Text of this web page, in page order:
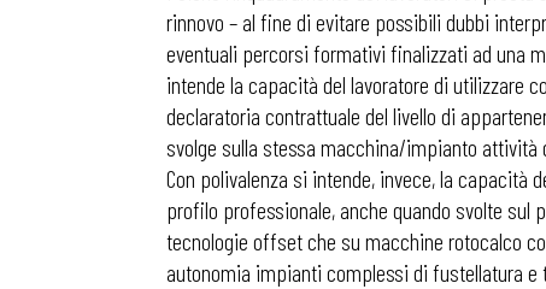
rinnovo – al fine di evitare possibili dubbi
eventuali percorsi formativi finalizzati ad una
intende la capacità del lavoratore di utilizzare
declaratoria contrattuale del livello di
svolge sulla stessa macchina/impianto attività
Con polivalenza si intende, invece, la capacità
profilo professionale, anche quando svolte
tecnologie offset che su macchine rotocalco
autonomia impianti complessi di fustellatura e